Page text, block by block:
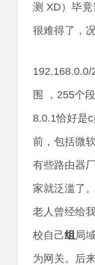
测 XD）毕
很难得了，
围 ，255个
8.0.1恰好是
前，包括微
有些路由器
家就泛滥了
老人曾经给
校自己组 局
为网关。后